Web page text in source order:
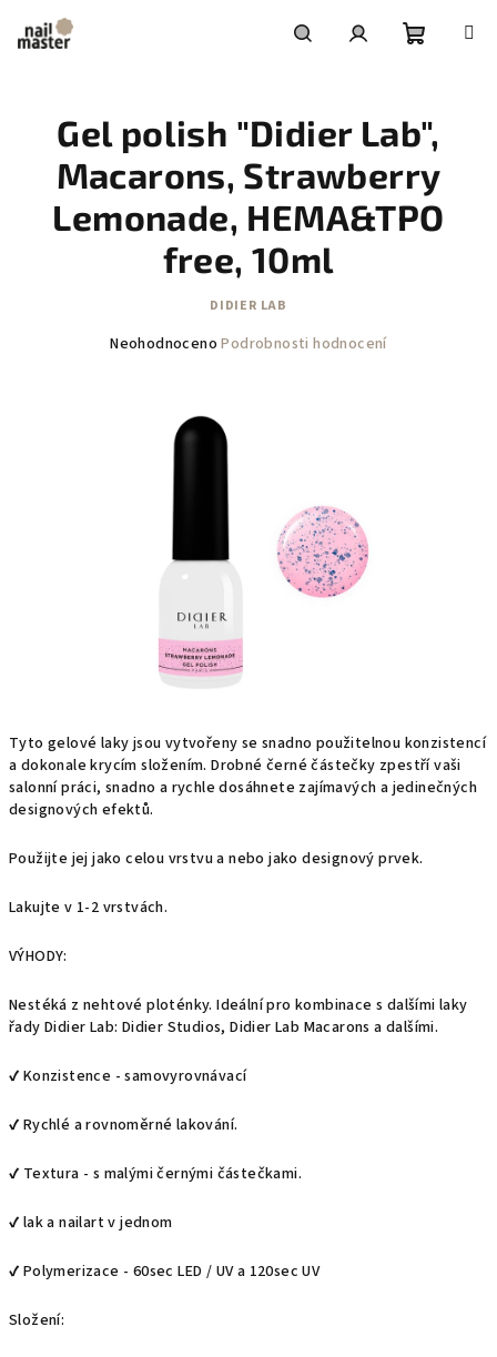
obsah
košík
Tyto gelové laky jsou vytvořeny se snadno použitelnou konzistencí
a dokonale krycím složením. Drobné černé částečky zpestří vaši
salonní práci, snadno a rychle dosáhnete zajímavých a jedinečných
designových efektů.
Použijte jej jako celou vrstvu a nebo jako designový prvek.
Lakujte v 1-2 vrstvách.
VÝHODY:
Nestéká z nehtové ploténky. Ideální pro kombinace s dalšími laky
řady Didier Lab: Didier Studios, Didier Lab Macarons a dalšími.
✔ Konzistence - samovyrovnávací
✔ Rychlé a rovnoměrné lakování.
✔ Textura - s malými černými částečkami.
✔ lak a nailart v jednom
✔ Polymerizace - 60sec LED / UV a 120sec UV
Složení:
Gel polish "Didier Lab",
Macarons, Strawberry
Lemonade, HEMA&TPO
free, 10ml
DIDIER LAB
Průměrné
Neohodnoceno Podrobnosti hodnocení